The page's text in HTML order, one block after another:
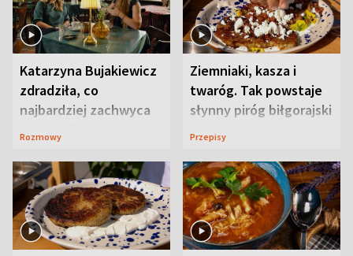
Katarzyna Bujakiewicz
zdradziła, co
najbardziej zachwyca
ją w Lublinie
Rozmowy
Ziemniaki, kasza i
twaróg. Tak powstaje
słynny piróg biłgorajski
Przepisy